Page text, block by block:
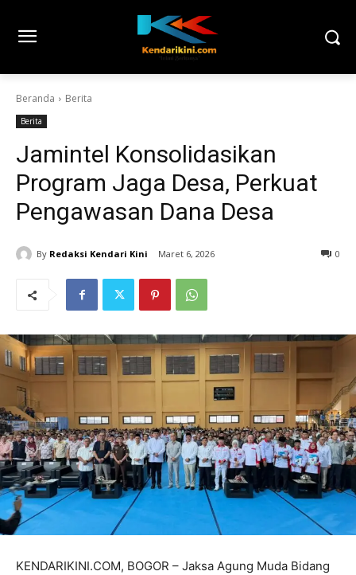
Beranda Berita
Berita
Jamintel Konsolidasikan
Program Jaga Desa, Perkuat
Pengawasan Dana Desa
By Redaksi Kendari Kini Maret 6, 2026 0
KENDARIKINI.COM, BOGOR – Jaksa Agung Muda Bidang